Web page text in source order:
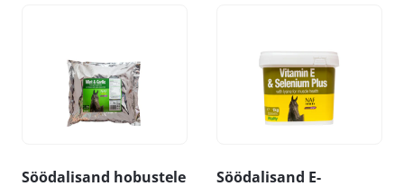
Söödalisand hobustele
Söödalisand E-